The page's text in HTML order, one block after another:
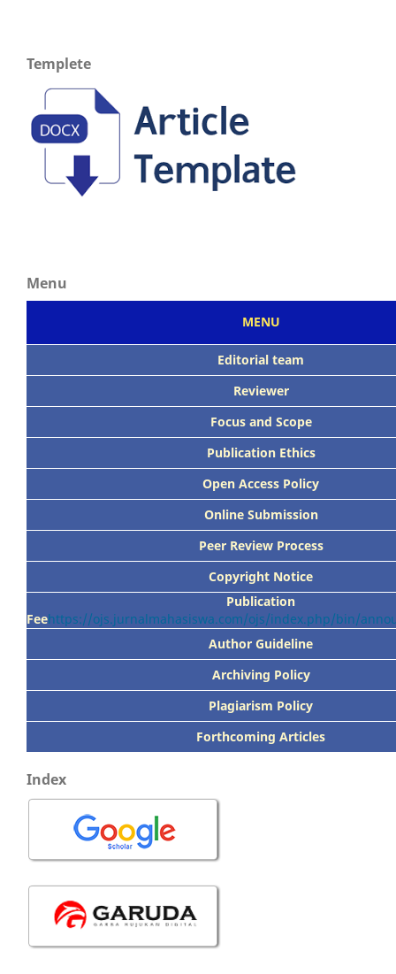
Templete
Menu
MENU
Editorial team
Reviewer
Focus and Scope
Publication Ethics
Open Access Policy
Online Submission
Peer Review Process
Copyright Notice
Publication
Feehttps://ojs.jurnalmahasiswa.com/ojs/index.php/bin/
Author Guideline
Archiving Policy
Plagiarism Policy
Forthcoming Articles
Index